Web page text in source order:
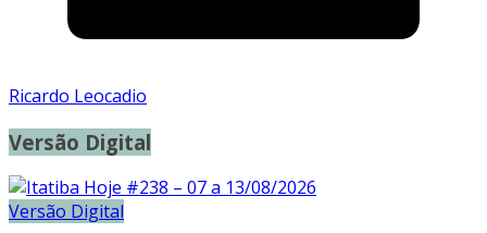
Ricardo Leocadio
Versão Digital
Versão Digital